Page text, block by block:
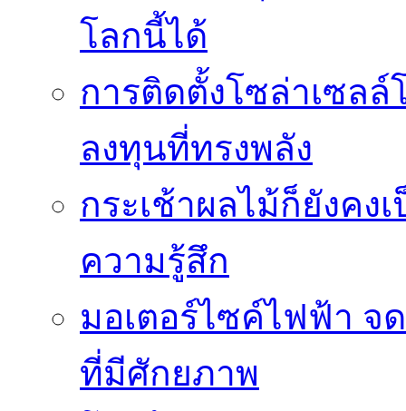
โลกนี้ได้
การติดตั้งโซล่าเซลล์
ลงทุนที่ทรงพลัง
กระเช้าผลไม้ก็ยังคง
ความรู้สึก
มอเตอร์ไซค์ไฟฟ้า จ
ที่มีศักยภาพ